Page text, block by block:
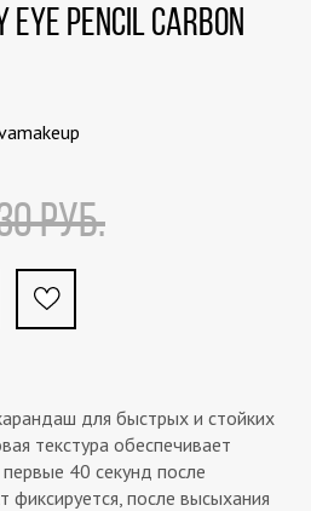
Eye Pencil Carbon
РУБ.
для быстрых и стойких
текстура обеспечивает
40 секунд после
фиксируется, после высыхания